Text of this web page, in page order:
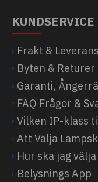
KUNDSERVICE
Frakt & Leverans
Byten & Returer
Garanti,
FAQ Frågor &
Vilken IP-klass
Att Välja
Hur ska jag
Belysnings App